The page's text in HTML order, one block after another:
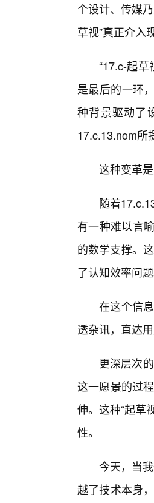
个设计、传媒
草视”真正介入
“17.c-起
是最后的一环
种背景驱动了
17.c.13.nom所
这种变革
随着
有一种难以言
的数学支撑。
了认知效率问题
在这个信
透杂讯，直达用
更深层次
这一愿景的过
伸。这种“起草
性。
今天，当
越了技术本身